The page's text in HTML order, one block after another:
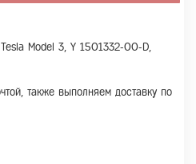
Model 3, Y 1501332-00-D,
также выполняем доставку по